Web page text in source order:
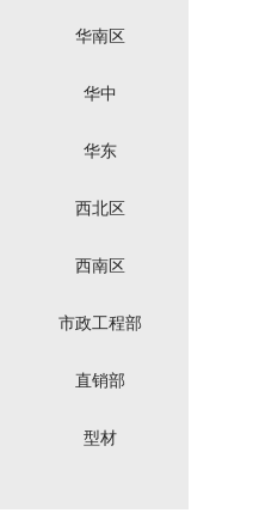
华南区
华中
华东
西北区
西南区
市政工程部
直销部
型材